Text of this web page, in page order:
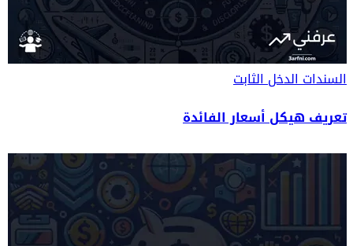
السنداتالدخل الثابت
تعريف هيكل أسعار الفائدة